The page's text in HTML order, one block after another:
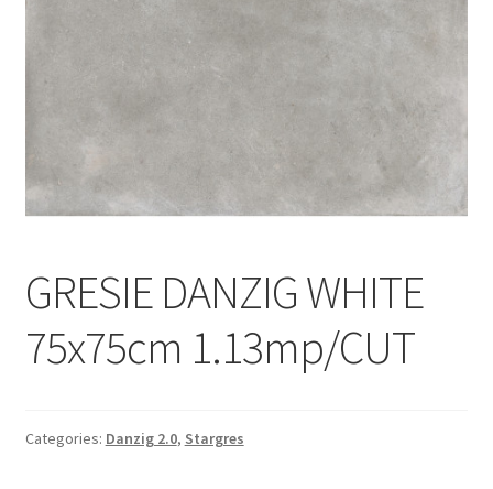
Informatii
Plata si Livrare
Politica de cookie
Magazin
Plată
GRESIE DANZIG WHITE
75x75cm 1.13mp/CUT
Categories: Danzig 2.0, Stargres